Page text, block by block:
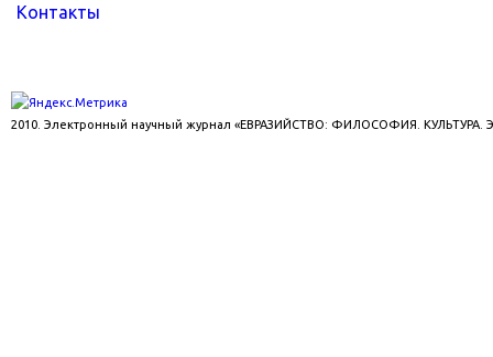
Контакты
2010. Электронный научный журнал «ЕВРАЗИЙСТВО: ФИЛОСОФИЯ. КУЛЬТУРА.